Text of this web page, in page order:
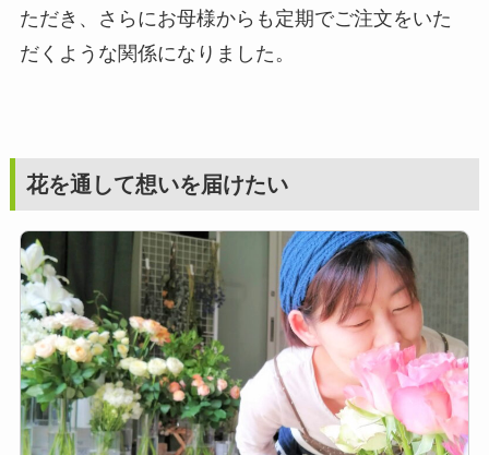
ただき、さらにお母様からも定期でご注文をいた
だくような関係になりました。
花を通して想いを届けたい